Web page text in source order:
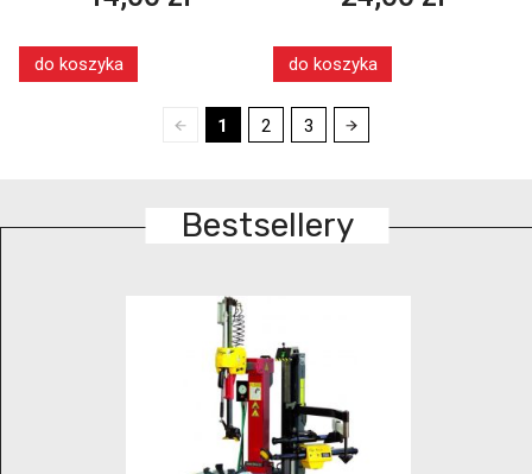
do koszyka do koszyka
1 2 3
Bestsellery